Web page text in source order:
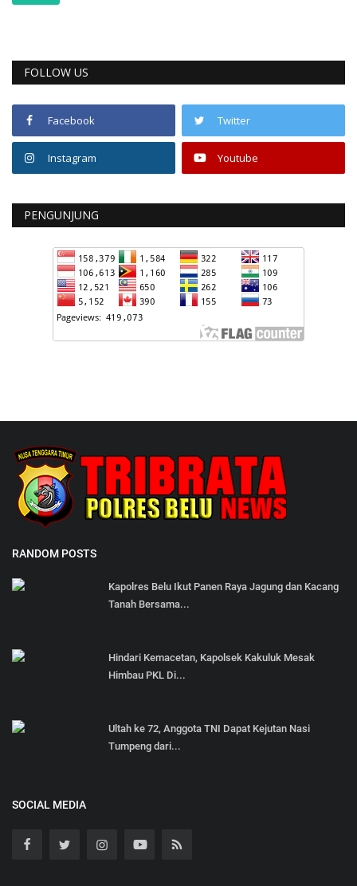
FOLLOW US
Facebook Twitter
Instagram Youtube
PENGUNJUNG
RANDOM POSTS
Kapolres Belu Ikut Panen Raya Jagung dan Kacang
Tanah Bersama...
Hindari Kemacetan, Kapolsek Kakuluk Mesak
Himbau PKL Di...
Ultah ke 72, Anggota TNI Dapat Kejutan Nasi
Tumpeng dari...
SOCIAL MEDIA